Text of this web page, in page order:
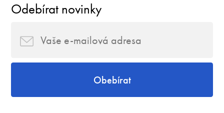
Odebírat novinky
Obebírat